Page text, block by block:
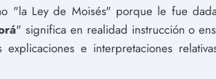
"la Ley de Moisés" porque le fue
" significa en realidad instrucción o
e interpretaciones